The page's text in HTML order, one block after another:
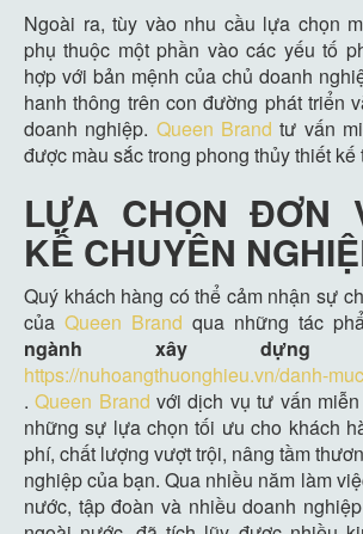
Ngoài ra, tùy vào nhu cầu lựa chọn
phụ thuộc một phần vào các yếu tố
hợp với bản mệnh của chủ doanh
hanh thông trên con đường phát triển
doanh nghiệp. Queen Brand tư vấn
được màu sắc trong phong thủy thiết
LỰA CHỌN ĐƠN
KẾ CHUYÊN
Quý khách hàng có thể cảm nhận sự
của Queen Brand qua những tác
ngành xây dựng
https://nuhoangthuonghieu.vn/danh-
.Queen Brand với dịch vụ tư vấn
những sự lựa chọn tối ưu cho khách
phí, chất lượng vượt trội, nâng tầm
nghiệp của bạn. Qua nhiều năm làm
nước, tập đoàn và nhiều doanh